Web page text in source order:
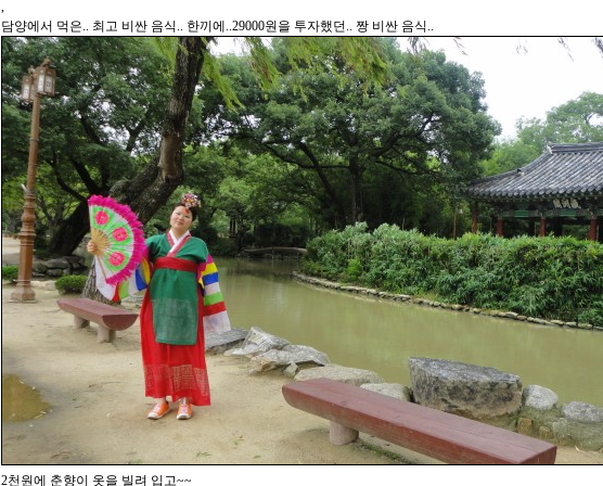
,
담양에서 먹은.. 최고 비싼 음식.. 한끼에..29000원을 투자했던.. 짱 비싼 음식..
2천원에 춘향이 옷을 빌려 입고~~